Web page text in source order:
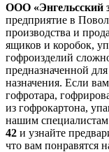
ООО «Энгельсский
предприятие в
производства и
ящиков и коробок,
гофроизделий
предназначенной
назначения. Если
гофротара,
из гофрокартона,
нашим
42 и узнайте
что вам понравятся